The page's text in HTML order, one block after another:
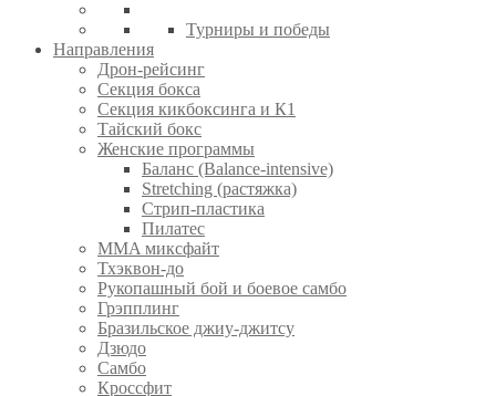
Турниры и победы
Направления
Дрон-рейсинг
Секция бокса
Секция кикбоксинга и К1
Тайский бокс
Женские программы
Баланс (Balance-intensive)
Stretching (растяжка)
Стрип-пластика
Пилатес
MMA миксфайт
Тхэквон-до
Рукопашный бой и боевое самбо
Грэпплинг
Бразильское джиу-джитсу
Дзюдо
Самбо
Кроссфит